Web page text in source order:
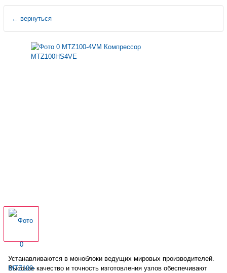
← вернуться
Устанавливаются в моноблоки ведущих мировых производителей.
Высокое качество и точность изготовления узлов обеспечивают